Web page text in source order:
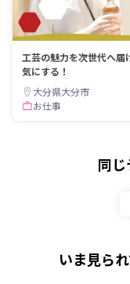
工芸の魅力を次世代へ
気にする！
大分県大分市
お仕事
同
いま見ら